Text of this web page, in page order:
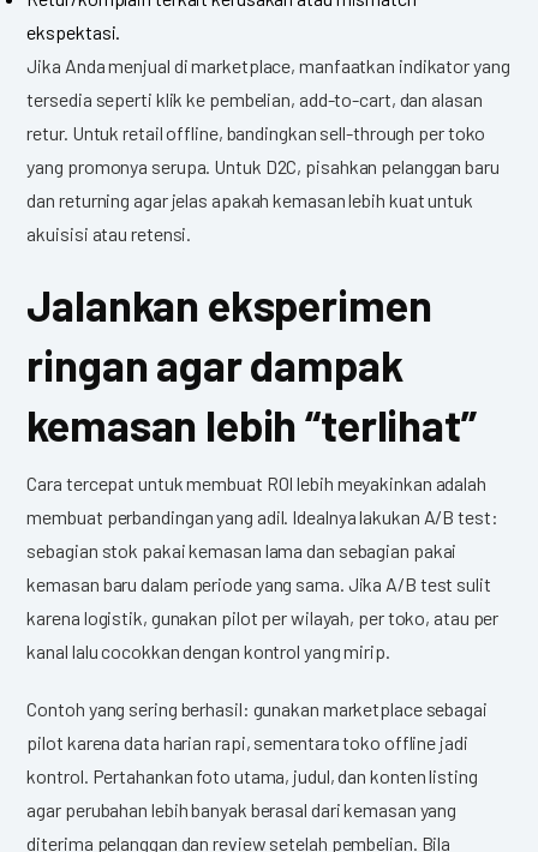
ekspektasi.
Jika Anda menjual di marketplace, manfaatkan indikator yang
tersedia seperti klik ke pembelian, add-to-cart, dan alasan
retur. Untuk retail offline, bandingkan sell-through per toko
yang promonya serupa. Untuk D2C, pisahkan pelanggan baru
dan returning agar jelas apakah kemasan lebih kuat untuk
akuisisi atau retensi.
Jalankan eksperimen
ringan agar dampak
kemasan lebih “terlihat”
Cara tercepat untuk membuat ROI lebih meyakinkan adalah
membuat perbandingan yang adil. Idealnya lakukan A/B test:
sebagian stok pakai kemasan lama dan sebagian pakai
kemasan baru dalam periode yang sama. Jika A/B test sulit
karena logistik, gunakan pilot per wilayah, per toko, atau per
kanal lalu cocokkan dengan kontrol yang mirip.
Contoh yang sering berhasil: gunakan marketplace sebagai
pilot karena data harian rapi, sementara toko offline jadi
kontrol. Pertahankan foto utama, judul, dan konten listing
agar perubahan lebih banyak berasal dari kemasan yang
diterima pelanggan dan review setelah pembelian. Bila